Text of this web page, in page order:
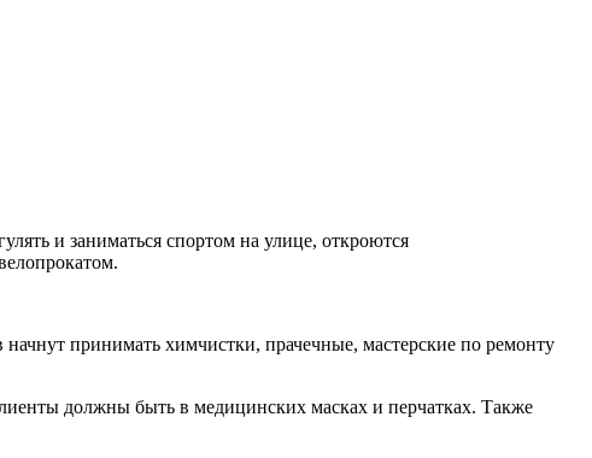
и заниматься спортом на улице, откроются
принимать химчистки, прачечные, мастерские по ремонту
должны быть в медицинских масках и перчатках. Также